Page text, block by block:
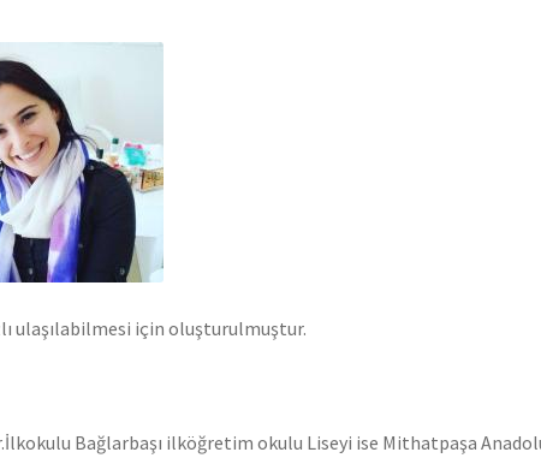
ulaşılabilmesi için oluşturulmuştur.
Bağlarbaşı ilköğretim okulu Liseyi ise Mithatpaşa